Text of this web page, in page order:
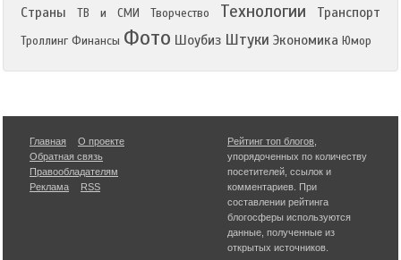
Страны
ТВ и СМИ Творчество Технологии Транспорт
Троллинг Финансы Фото Шоубиз Штуки Экономика Юмор
Главная
О проекте
Обратная связь
Правообладателям
Реклама
RSS
Рейтинг топ блогов
упорядоченных по количеству
посетителей, ссылок и
комментариев. При
составлении рейтинга
блогосферы используются
данные, полученные из
открытых источников.